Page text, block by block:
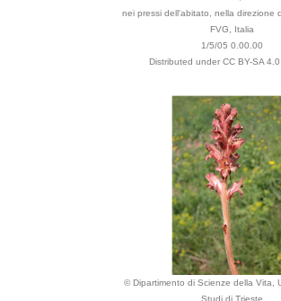
nei pressi dell'abitato, nella direzione
FVG, Italia
1/5/05 0.00.00
Distributed under CC BY-SA
© Dipartimento di Scienze della Vita,
Studi di Trieste